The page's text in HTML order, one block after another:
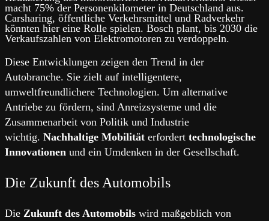
macht 75% der Personenkilometer in Deutschland aus.
Carsharing, öffentliche Verkehrsmittel und Radverkehr
könnten hier eine Rolle spielen. Bosch plant, bis 2030 die
Verkaufszahlen von Elektromotoren zu verdoppeln.
Diese Entwicklungen zeigen den Trend in der
Autobranche. Sie zielt auf intelligentere,
umweltfreundlichere Technologien. Um alternative
Antriebe zu fördern, sind Anreizsysteme und die
Zusammenarbeit von Politik und Industrie
wichtig. Nachhaltige Mobilität erfordert technologische
Innovationen und ein Umdenken in der Gesellschaft.
Die Zukunft des Automobils
Die Zukunft des Automobils wird maßgeblich von